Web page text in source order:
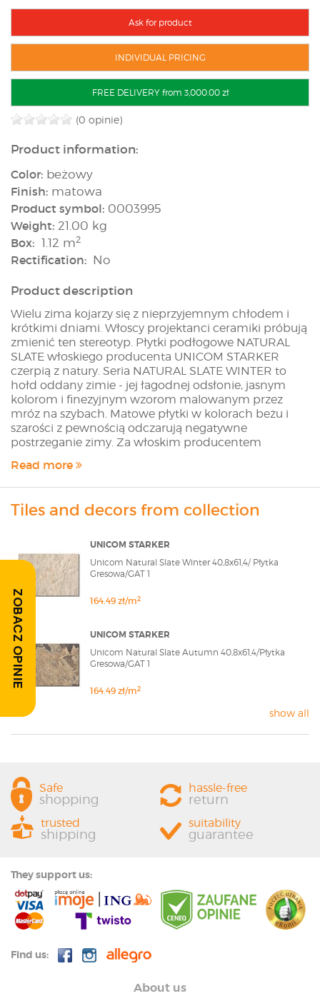
Ask for product
INDIVIDUAL PRICING
FREE DELIVERY from 3,000.00 zł
(0 opinie)
Product information:
Color: beżowy
Finish: matowa
Product symbol: 0003995
Weight: 21.00 kg
Box: 1.12 m2
Rectification: No
Product description
Wielu zima kojarzy się z nieprzyjemnym chłodem i
krótkimi dniami. Włoscy projektanci ceramiki próbują
zmienić ten stereotyp. Płytki podłogowe NATURAL
SLATE włoskiego producenta UNICOM STARKER
czerpią z natury. Seria NATURAL SLATE WINTER to
hołd oddany zimie - jej łagodnej odsłonie, jasnym
kolorom i finezyjnym wzorom malowanym przez
mróz na szybach. Matowe płytki w kolorach beżu i
szarości z pewnością odczarują negatywne
postrzeganie zimy. Za włoskim producentem
przedsiębiorczości połączonej z ciągłym
poszukiwaniem nowych technologii produkcji. Ta
produktów harmonizujących z każdym typem
stylu z oryginalną estetyką. Dzięki temu na przestrzeni
lat stał się synonimem najwyższej jakości i
designerskiej ceramiki. Sklep modnydom24.pl oferuje
Klientom wszystkie płytki z oferty Producenta. Jeżeli
na stronie sklepu nie znalazłeś interesującej Cię płytki
skontaktuj się z nami poprzez formularz szybkiej
wyceny lub wyślij maila na adres
sklep@modnydom24.pl
Read more
Tiles and decors from collection
UNICOM STARKER
Unicom Natural Slate Winter 40,8x61,4/ Płytka
Gresowa/GAT 1
164.49 zł/m2
UNICOM STARKER
Unicom Natural Slate Autumn 40,8x61,4/Płytka
Gresowa/GAT 1
164.49 zł/m2
show all
ZOBACZ OPINIE
Safe
shopping
hassle-free
return
trusted
shipping
suitability
guarantee
They support us:
Find us:
About us